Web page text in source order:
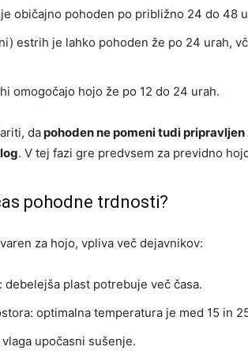
običajno pohoden po približno 24 do 48
estrih je lahko pohoden že po 24 urah,
omogočajo hojo že po 12 do 24 urah.
dapohoden ne pomeni tudi
. V tej fazi gre predvsem za previdno
pohodne trdnosti?
za hojo, vpliva več dejavnikov:
debelejša plast potrebuje več časa.
optimalna temperatura je med 15 in
upočasni sušenje.